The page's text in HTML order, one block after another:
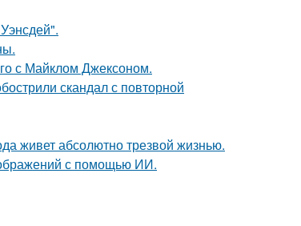
с Майклом Джексоном.
скандал с повторной
живет абсолютно трезвой жизнью.
с помощью ИИ.